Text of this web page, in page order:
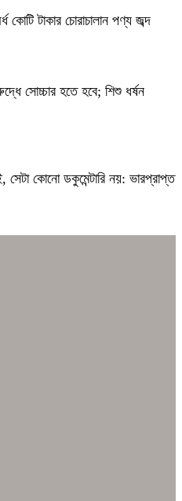
কোটি টাকার চোরাচালান পণ্য জব্দ
সোচ্চার হতে হবে; শিশু ধর্ষন
সেটা কোনো ডকুমেন্টারি নয়: ভারপ্রাপ্ত